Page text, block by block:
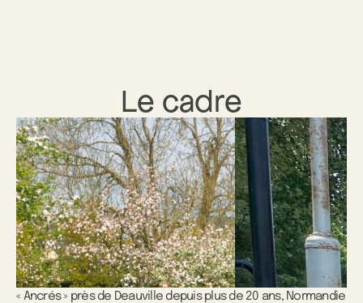
Le cadre
« Ancrés » près de Deauville depuis plus de 20 ans, Normandie